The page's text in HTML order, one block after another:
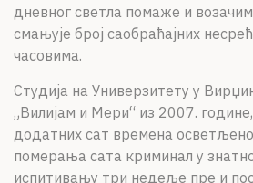
дневног светла помаже и
смањује број саобраћајних
часовима.
Студија на Универзитету у
„Вилијам и Мери“ из 2007.
додатних сат времена
померања сата криминал у
испитивању три недеље пре и